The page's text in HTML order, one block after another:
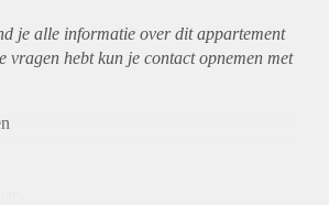
je alle informatie over ditappartement
vragen hebt kun je contact opnemen met